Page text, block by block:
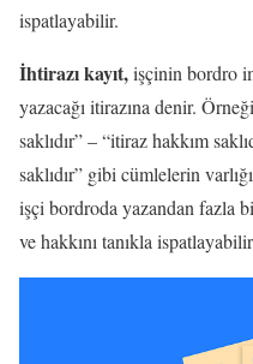
ispatlayabilir.
İhtirazı kayıt,işçinin bordro
yazacağı itirazına denir.
saklıdır” – “itiraz hakkım
saklıdır” gibi cümlelerin
işçi bordroda yazandan fazla
ve hakkını tanıkla